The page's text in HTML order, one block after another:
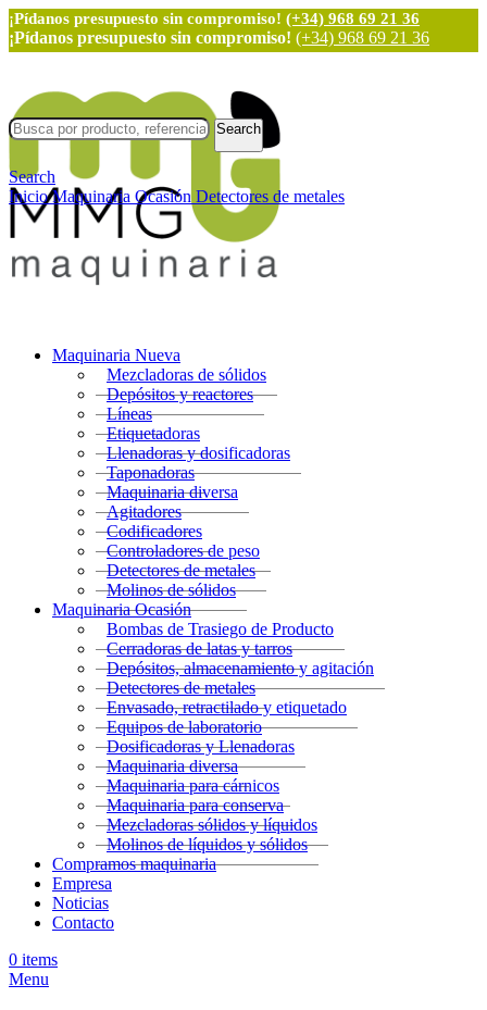
¡Pídanos presupuesto sin compromiso! (+34) 968 69 21 36
¡Pídanos presupuesto sin compromiso! (+34) 968 69 21 36
Maquinaria Nueva
Mezcladoras de sólidos
Depósitos y reactores
Líneas
Etiquetadoras
Llenadoras y dosificadoras
Taponadoras
Maquinaria diversa
Agitadores
Codificadores
Controladores de peso
Detectores de metales
Molinos de sólidos
Maquinaria Ocasión
Bombas de Trasiego de Producto
Cerradoras de latas y tarros
Depósitos, almacenamiento y agitación
Detectores de metales
Envasado, retractilado y etiquetado
Equipos de laboratorio
Dosificadoras y Llenadoras
Maquinaria diversa
Maquinaria para cárnicos
Maquinaria para conserva
Mezcladoras sólidos y líquidos
Molinos de líquidos y sólidos
Compramos maquinaria
Empresa
Noticias
Contacto
0 items
Menu
Search
Search
InicioMaquinaria Ocasión Detectores de metales